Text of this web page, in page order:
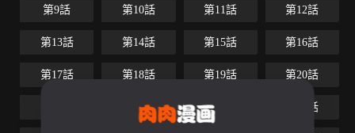
第9話 第10話 第11話 第12話
第13話 第14話 第15話 第16話
第17話 第18話 第19話 第20話
第22話 第23話 第24話